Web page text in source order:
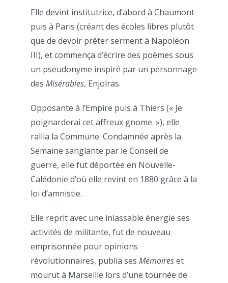
Elle devint institutrice, d’abord à Chaumont
puis à Paris (créant des écoles libres plutôt
que de devoir prêter serment à Napoléon
III), et commença d’écrire des poèmes sous
un pseudonyme inspiré par un personnage
des Misérables, Enjolras.
Opposante à l’Empire puis à Thiers (« Je
poignarderai cet affreux gnome. »), elle
rallia la Commune. Condamnée après la
Semaine sanglante par le Conseil de
guerre, elle fut déportée en Nouvelle-
Calédonie d’où elle revint en 1880 grâce à la
loi d’amnistie.
Elle reprit avec une inlassable énergie ses
activités de militante, fut de nouveau
emprisonnée pour opinions
révolutionnaires, publia ses Mémoireset
mourut à Marseille lors d’une tournée de